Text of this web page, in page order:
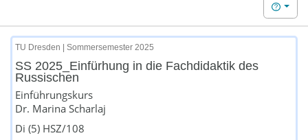
Hilfe
TU Dresden | Sommersemester 2025
SS 2025_Einfürhung in die Fachdidaktik des
Russischen
Einführungskurs
Dr. Marina Scharlaj
Di (5) HSZ/108